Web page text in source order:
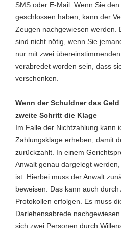
SMS oder E-Mail. Wenn Sie
geschlossen haben, kann der
Zeugen nachgewiesen werden.
sind nicht nötig, wenn Sie
nur mit zwei
verabredet worden sein, dass
verschenken.
Wenn der Schuldner das
zweite Schritt die Klage
Im Falle der Nichtzahlung kann
Zahlungsklage erheben, damit
zurückzahlt. In einem
Anwalt genau dargelegt
ist. Hierbei muss der Anwalt
beweisen. Das kann auch
Protokollen erfolgen. Es muss
Darlehensabrede
sich zwei Personen durch